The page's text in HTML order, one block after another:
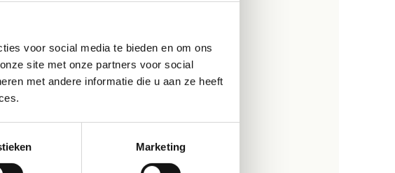
voor social media te bieden en om ons
site met onze partners voor social
met andere informatie die u aan ze heeft
Marketing
– 13:15 | Lunchpauze